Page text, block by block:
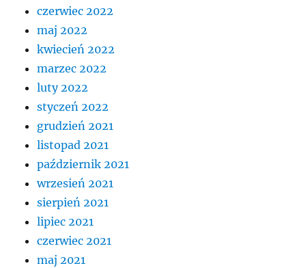
czerwiec 2022
maj 2022
kwiecień 2022
marzec 2022
luty 2022
styczeń 2022
grudzień 2021
listopad 2021
październik 2021
wrzesień 2021
sierpień 2021
lipiec 2021
czerwiec 2021
maj 2021